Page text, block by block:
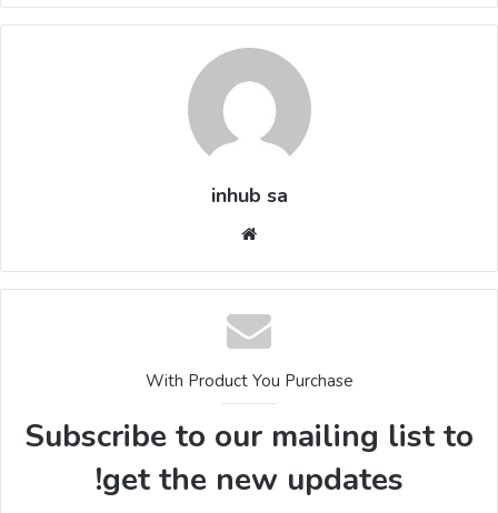
inhub sa
With Product You Purchase
Subscribe to our mailing list to
get the new updates!